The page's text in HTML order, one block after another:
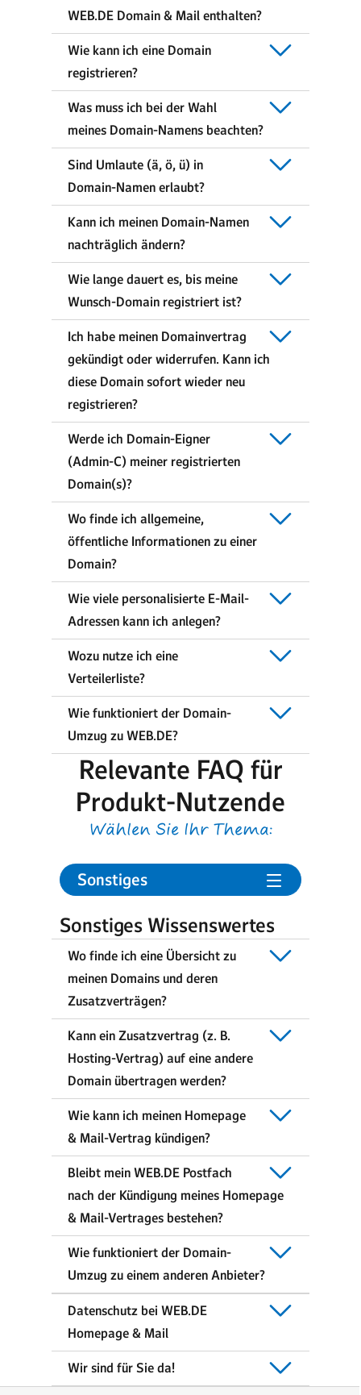
WEB.DE Domain & Mail enthalten?
Wie kann ich eine Domain
registrieren?
Was muss ich bei der Wahl
meines Domain-Namens beachten?
Sind Umlaute (ä, ö, ü) in
Domain-Namen erlaubt?
Kann ich meinen Domain-Namen
nachträglich ändern?
Wie lange dauert es, bis meine
Wunsch-Domain registriert ist?
Ich habe meinen Domainvertrag
gekündigt oder widerrufen. Kann ich
diese Domain sofort wieder neu
registrieren?
Werde ich Domain-Eigner
(Admin-C) meiner registrierten
Domain(s)?
Wo finde ich allgemeine,
öffentliche Informationen zu einer
Domain?
Wie viele personalisierte E-Mail-
Adressen kann ich anlegen?
Wozu nutze ich eine
Verteilerliste?
Wie funktioniert der Domain-
Umzug zu WEB.DE?
Relevante FAQ für
Produkt-Nutzende
Wählen Sie Ihr Thema:
Sonstiges
Sonstiges Wissenswertes
Wo finde ich eine Übersicht zu
meinen Domains und deren
Zusatzverträgen?
Kann ein Zusatzvertrag (z. B.
Hosting-Vertrag) auf eine andere
Domain übertragen werden?
Wie kann ich meinen Homepage
& Mail-Vertrag kündigen?
Bleibt mein WEB.DE Postfach
nach der Kündigung meines Homepage
& Mail-Vertrages bestehen?
Wie funktioniert der Domain-
Umzug zu einem anderen Anbieter?
Datenschutz bei WEB.DE
Homepage & Mail
Wir sind für Sie da!